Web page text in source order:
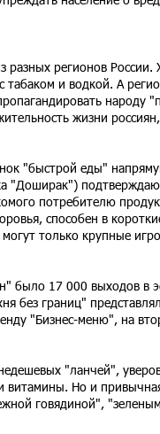
разных регионов
табаком и водкой. А
народу
жизни
"быстрой еды"
"Доширак")
потребителю
способен в
только крупные
было 17 000 выходов в
без границ"
"Бизнес-меню", на
"ланчей",
витамины. Но и
говядиной",